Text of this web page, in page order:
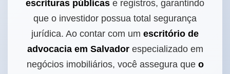
escrituras públicas e registros, garantindo
que o investidor possua total segurança
jurídica. Ao contar com um escritório de
advocacia em Salvadorespecializado em
negócios imobiliários, você assegura que o